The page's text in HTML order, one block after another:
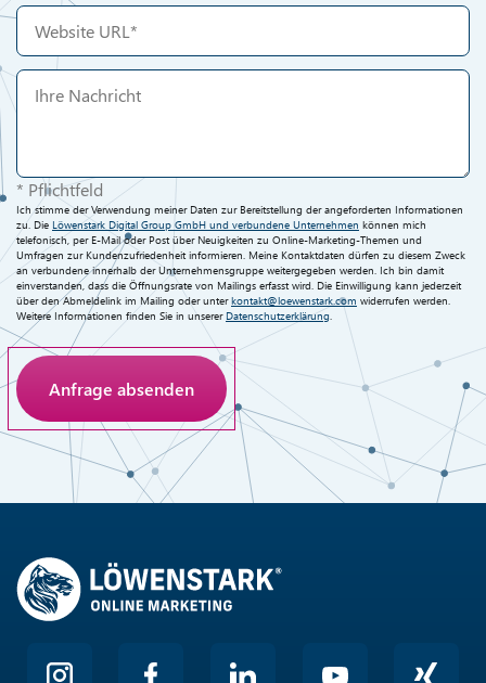
* Pflichtfeld
Ich stimme der Verwendung meiner Daten zur Bereitstellung der angeforderten Informationen
zu. Die Löwenstark Digital Group GmbH und verbundene Unternehmen können mich
telefonisch, per E-Mail oder Post über Neuigkeiten zu Online-Marketing-Themen und
Umfragen zur Kundenzufriedenheit informieren. Meine Kontaktdaten dürfen zu diesem Zweck
an verbundene innerhalb der Unternehmensgruppe weitergegeben werden. Ich bin damit
einverstanden, dass die Öffnungsrate von Mailings erfasst wird. Die Einwilligung kann jederzeit
über den Abmeldelink im Mailing oder unterkontakt@loewenstark.com widerrufen werden.
Weitere Informationen finden Sie in unserer Datenschutzerklärung
Anti-Roboter-Verifizierung
Hier klicken